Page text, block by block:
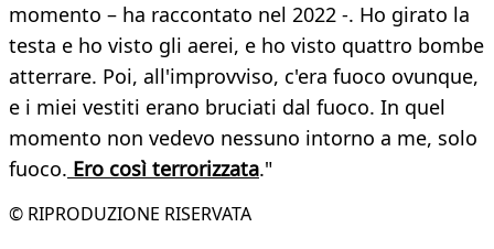
momento – ha raccontato nel 2022 -. Ho girato la
testa e ho visto gli aerei, e ho visto quattro bombe
atterrare. Poi, all'improvviso, c'era fuoco ovunque,
e i miei vestiti erano bruciati dal fuoco. In quel
momento non vedevo nessuno intorno a me, solo
fuoco. Ero così terrorizzata."
© RIPRODUZIONE RISERVATA